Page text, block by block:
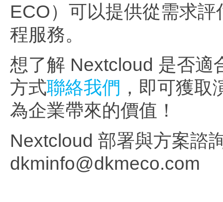
ECO）可以提供從需求
程服務。
想了解 Nextcloud 是否
方式聯絡我們 ，即可獲
為企業帶來的價值！
Nextcloud 部署與方案諮
dkminfo@dkmeco.com